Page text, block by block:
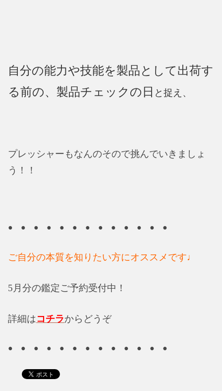
自分の能力や技能を製品として出荷す
る前の、製品チェックの日 と捉え、
プレッシャーもなんのそので挑んでいきましょ
う！！
● ● ● ● ● ● ● ● ● ● ● ● ●
ご自分の本質を知りたい方にオススメです♩
5月分の鑑定ご予約受付中！
詳細はコチラからどうぞ
● ● ● ● ● ● ● ● ● ● ● ● ●